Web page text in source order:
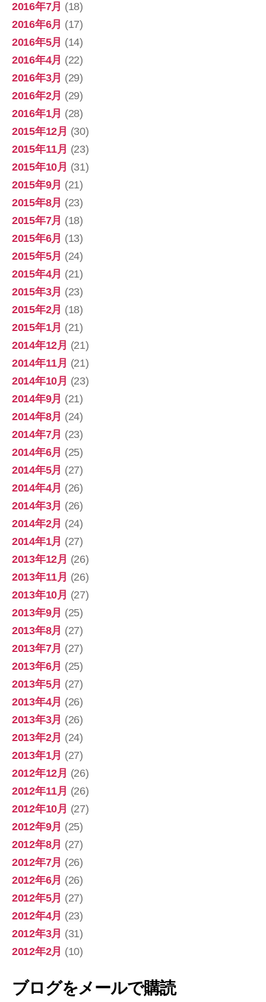
2016年7月 (18)
2016年6月 (17)
2016年5月 (14)
2016年4月 (22)
2016年3月 (29)
2016年2月 (29)
2016年1月 (28)
2015年12月 (30)
2015年11月 (23)
2015年10月 (31)
2015年9月 (21)
2015年8月 (23)
2015年7月 (18)
2015年6月 (13)
2015年5月 (24)
2015年4月 (21)
2015年3月 (23)
2015年2月 (18)
2015年1月 (21)
2014年12月 (21)
2014年11月 (21)
2014年10月 (23)
2014年9月 (21)
2014年8月 (24)
2014年7月 (23)
2014年6月 (25)
2014年5月 (27)
2014年4月 (26)
2014年3月 (26)
2014年2月 (24)
2014年1月 (27)
2013年12月 (26)
2013年11月 (26)
2013年10月 (27)
2013年9月 (25)
2013年8月 (27)
2013年7月 (27)
2013年6月 (25)
2013年5月 (27)
2013年4月 (26)
2013年3月 (26)
2013年2月 (24)
2013年1月 (27)
2012年12月 (26)
2012年11月 (26)
2012年10月 (27)
2012年9月 (25)
2012年8月 (27)
2012年7月 (26)
2012年6月 (26)
2012年5月 (27)
2012年4月 (23)
2012年3月 (31)
2012年2月 (10)
ブログをメールで購読